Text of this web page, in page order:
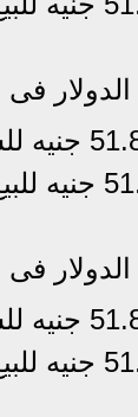
فى
فى